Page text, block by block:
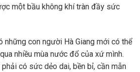
một bầu không khí tràn đầy sức
những con người Hà Giang mới có thể
nhiều mùa nước đổ của xứ mình.
có sức dẻo dai, bền bỉ, cần mẫn